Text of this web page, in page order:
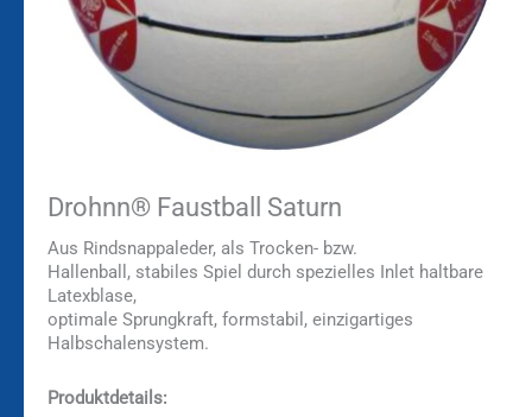
Drohnn® Faustball Saturn
Aus Rindsnappaleder, als Trocken- bzw.
Hallenball, stabiles Spiel durch spezielles Inlet haltbare
Latexblase,
optimale Sprungkraft, formstabil, einzigartiges
Halbschalensystem.
Produktdetails: